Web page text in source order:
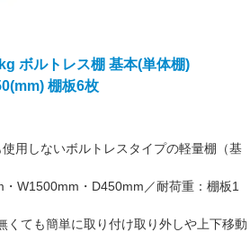
ボルトレス棚 基本(単体棚)
棚板6枚
用しないボルトレスタイプの軽量棚（基
W1500mm・D450mm／耐荷重：棚板1
くても簡単に取り付け取り外しや上下移動